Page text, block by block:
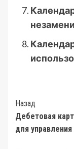
Post
Назад
Дебетовая
для